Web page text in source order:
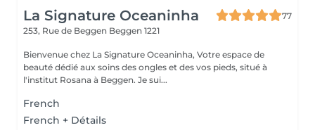
La Signature Oceaninha
77
253, Rue de Beggen Beggen 1221
Bienvenue chez La Signature Oceaninha, Votre espace de
beauté dédié aux soins des ongles et des vos pieds, situé à
l'institut Rosana à Beggen. Je sui...
French
French + Détails